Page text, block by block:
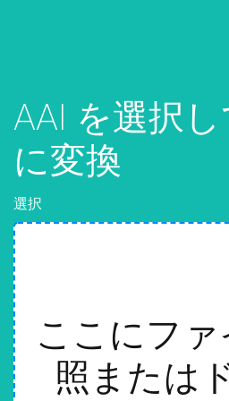
AAI を選択し
に変換
選択
ここにフ
照または